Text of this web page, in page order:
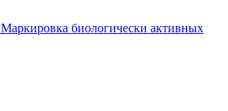
Маркировка биологически активных